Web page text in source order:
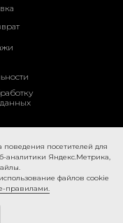
поведения посетителей для
aнaлитики Яндeкc.Мeтpикa,
файлов cookie
правилами.